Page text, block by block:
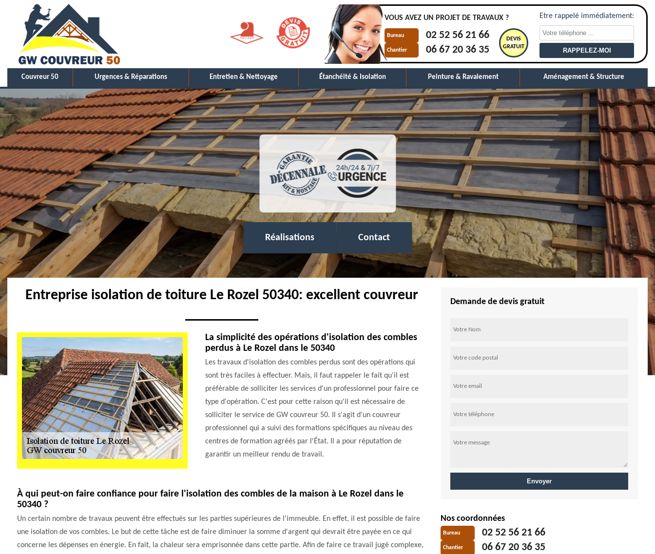
VOUS AVEZ UN PROJET DE TRAVAUX ?
Bureau 02 52 56 21 66
Chantier 06 67 20 36 35
DEVIS
GRATUIT
Etre rappelé immédiatement:
Couvreur 50 Urgences & Réparations Entretien & Nettoyage Étanchéité & Isolation Peinture & Ravalement Aménagement & Structure
Réalisations Contact
Entreprise isolation de toiture Le Rozel 50340: excellent couvreur
La simplicité des opérations d'isolation des combles
perdus à Le Rozel dans le 50340
Les travaux d'isolation des combles perdus sont des opérations qui
sont très faciles à effectuer. Mais, il faut rappeler le fait qu'il est
préférable de solliciter les services d'un professionnel pour faire ce
type d'opération. C'est pour cette raison qu'il est nécessaire de
solliciter le service de GW couvreur 50. Il s'agit d'un couvreur
professionnel qui a suivi des formations spécifiques au niveau des
centres de formation agréés par l'État. Il a pour réputation de
garantir un meilleur rendu de travail.
À qui peut-on faire confiance pour faire l'isolation des combles de la maison à Le Rozel dans le
50340 ?
Un certain nombre de travaux peuvent être effectués sur les parties supérieures de l'immeuble. En effet, il est possible de faire
une isolation de vos combles. Le but de cette tâche est de faire diminuer la somme d'argent qui devrait être payée en ce qui
concerne les dépenses en énergie. En fait, la chaleur sera emprisonnée dans cette partie. Afin de faire ce travail jugé complexe,
Demande de devis gratuit
Nos coordonnées
Bureau 02 52 56 21 66
Chantier 06 67 20 36 35